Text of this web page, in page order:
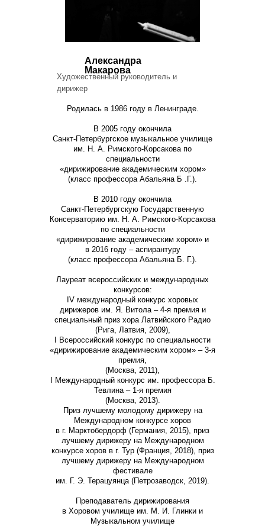
Александра
Макарова
Художественный руководитель и
дирижер
Родилась в 1986 году в Ленинграде.
В 2005 году окончила
Санкт-Петербургское музыкальное училище
им. Н. А. Римского-Корсакова по
специальности
«дирижирование академическим хором»
(класс профессора Абальяна Б .Г.).
В 2010 году окончила
Санкт-Петербургскую Государственную
Консерваторию им. Н. А. Римского-Корсакова
по специальности
«дирижирование академическим хором» и
в 2016 году – аспирантуру
(класс профессора Абальяна Б. Г.).
Лауреат всероссийских и международных
конкурсов:
IV международный конкурс хоровых
дирижеров им. Я. Витола – 4-я премия и
специальный приз хора Латвийского Радио
(Рига, Латвия, 2009),
I Всероссийский конкурс по специальности
«дирижирование академическим хором» – 3-я
премия,
(Москва, 2011),
I Международный конкурс им. профессора Б.
Тевлина – 1-я премия
(Москва, 2013).
Приз лучшему молодому дирижеру на
Международном конкурсе хоров
в г. Марктобердорф (Германия, 2015), приз
лучшему дирижеру на Международном
конкурсе хоров в г. Тур (Франция, 2018), приз
лучшему дирижеру на Международном
фестивале
им. Г. Э. Терацуянца (Петрозаводск, 2019).
Преподаватель дирижирования
в Хоровом училище им. М. И. Глинки и
Музыкальном училище